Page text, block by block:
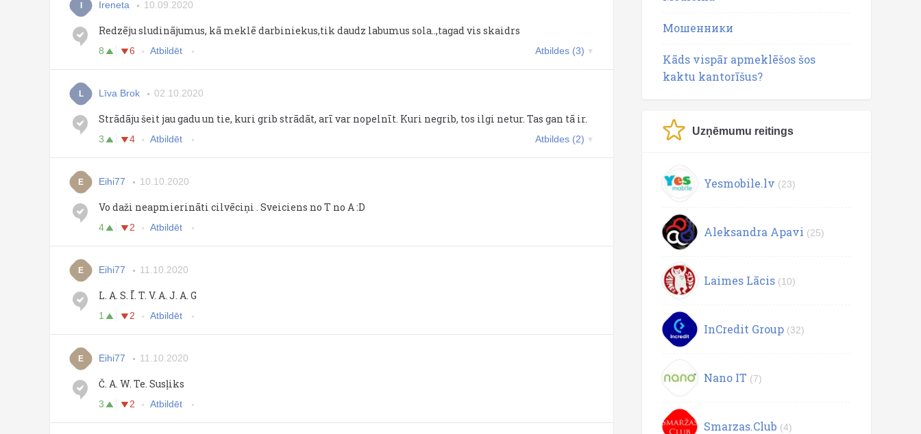
Ireneta 10.09.2020
Redzēju sludinājumus, kā meklē darbiniekus,tik daudz labumus sola..,tagad vis skaidrs
8 6 Atbildēt Atbildes (3)
L Līva Brok 02.10.2020
Strādāju šeit jau gadu un tie, kuri grib strādāt, arī var nopelnīt. Kuri negrib, tos ilgi netur. Tas gan tā ir.
3 4 Atbildēt Atbildes (2)
E Eihi77 10.10.2020
Vo daži neapmierināti cilvēciņi . Sveiciens no T no A :D
4 2 Atbildēt
E Eihi77 11.10.2020
L. A. S. Ī. T. V. A. J. A. G
1 2 Atbildēt
E Eihi77 11.10.2020
Č. A. W. Te. Susļiks
3 2 Atbildēt
Мошенники
Kāds vispār apmeklēšos šos
kaktu kantorīšus?
Uzņēmumu reitings
Yesmobile.lv (23)
Aleksandra Apavi (25)
Laimes Lācis (10)
InCredit Group (32)
Nano IT (7)
Smarzas.Club (4)